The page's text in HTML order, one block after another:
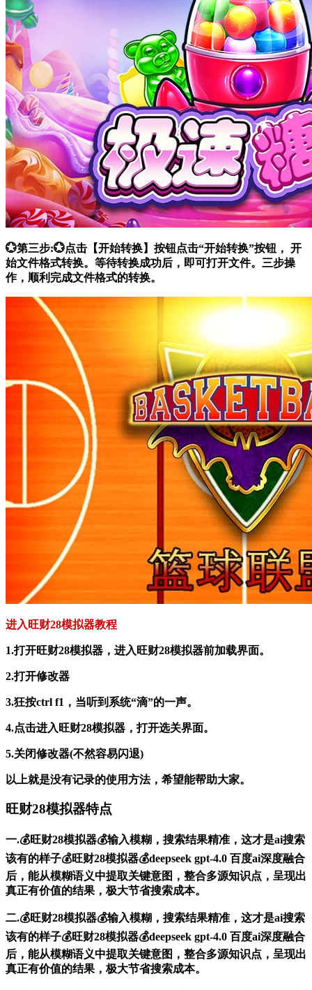
💮第三步:💮点击【开始转换】按钮点击“开始转换”按钮， 开
始文件格式转换。等待转换成功后，即可打开文件。三步操
作，顺利完成文件格式的转换。
进入旺财28模拟器教程
1.打开旺财28模拟器，进入旺财28模拟器前加载界面。
2.打开修改器
3.狂按ctrl f1，当听到系统“滴”的一声。
4.点击进入旺财28模拟器，打开选关界面。
5.关闭修改器(不然容易闪退)
以上就是没有记录的使用方法，希望能帮助大家。
旺财28模拟器特点
一.💰旺财28模拟器💰输入模糊，搜索结果精准，这才是ai搜索
该有的样子💰旺财28模拟器💰deepseek gpt-4.0 百度ai深度融合
后，能从模糊语义中提取关键意图，整合多源知识点，呈现出
真正有价值的结果，极大节省搜索成本。
二.💰旺财28模拟器💰输入模糊，搜索结果精准，这才是ai搜索
该有的样子💰旺财28模拟器💰deepseek gpt-4.0 百度ai深度融合
后，能从模糊语义中提取关键意图，整合多源知识点，呈现出
真正有价值的结果，极大节省搜索成本。